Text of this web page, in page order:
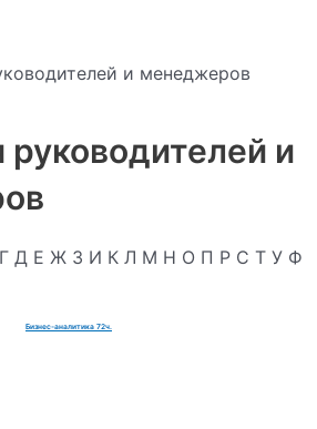
и менеджеров
и
Г Д Е Ж З И К Л М Н О П Р С Т У Ф
Бизнес-аналитика 72ч.